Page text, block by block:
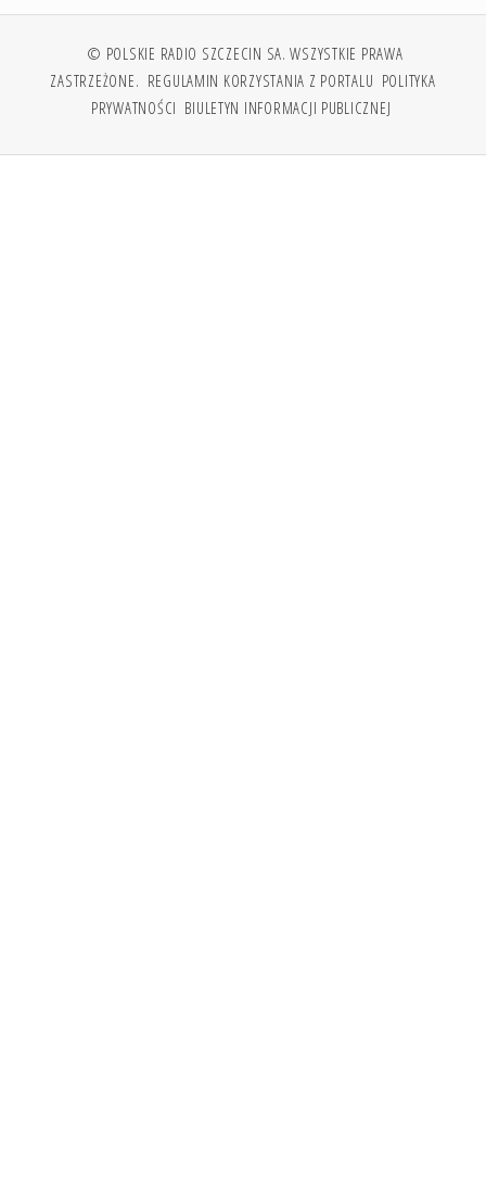
© POLSKIE RADIO SZCZECIN SA. WSZYSTKIE PRAWA
ZASTRZEŻONE. REGULAMIN KORZYSTANIA Z PORTALU POLITYKA
PRYWATNOŚCI BIULETYN INFORMACJI PUBLICZNEJ